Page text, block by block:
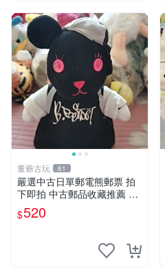
董爺古玩 61
嚴選中古日單郵電熊郵票 拍
下即拍 中古郵品收藏推薦 郵
票 郵電熊 日本
$520